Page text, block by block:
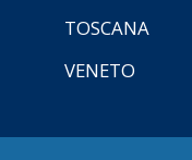
TOSCANA
VENETO